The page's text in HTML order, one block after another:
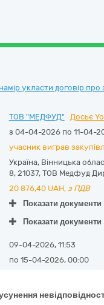
укласти договір
ТОВ "МЕДФУД"
Досьє
з 04-04-2026 по 11-04-
учасник виграв
Україна, Вінницька
8, 21037, ТОВ Медфуд
20 876,40 UAH, з ПДВ
Показати документи
Показати документи
09-04-2026, 11:53
по 15-04-2026, 00:00